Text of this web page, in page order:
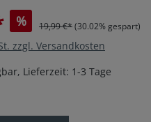
% 19,99 €*(30.02% gespart)
zzgl. Versandkosten
Lieferzeit: 1-3 Tage